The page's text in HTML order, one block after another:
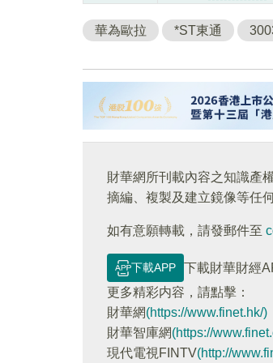
華為歐拉 *ST東通
財華網所刊載內容之知識產
摘編、複製及建立鏡像等任何
如有意願轉載，請發郵件至
下載APP
下載財華財經
更多精彩内容，請點擊：
財華網(https://www.finet.hk/)
財華智庫網(https://
現代電視FINTV(http://